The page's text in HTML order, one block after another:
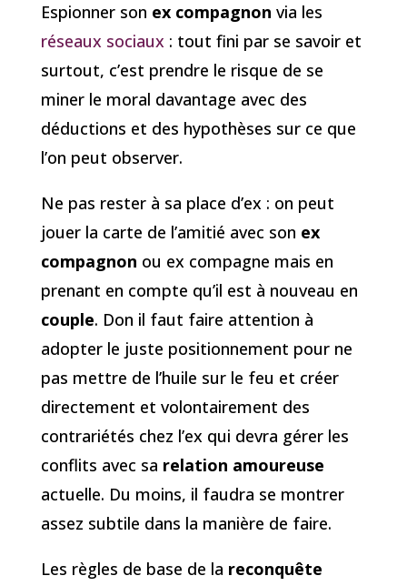
Espionner son ex compagnon via les
réseaux sociaux: tout fini par se savoir et
surtout, c’est prendre le risque de se
miner le moral davantage avec des
déductions et des hypothèses sur ce que
l’on peut observer.
Ne pas rester à sa place d’ex : on peut
jouer la carte de l’amitié avec son ex
compagnon ou ex compagne mais en
prenant en compte qu’il est à nouveau en
couple. Don il faut faire attention à
adopter le juste positionnement pour ne
pas mettre de l’huile sur le feu et créer
directement et volontairement des
contrariétés chez l’ex qui devra gérer les
conflits avec sa relation amoureuse
actuelle. Du moins, il faudra se montrer
assez subtile dans la manière de faire.
Les règles de base de la reconquête